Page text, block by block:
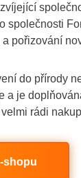
společnosti
pořizování
do přírody
je
rádi
shopu